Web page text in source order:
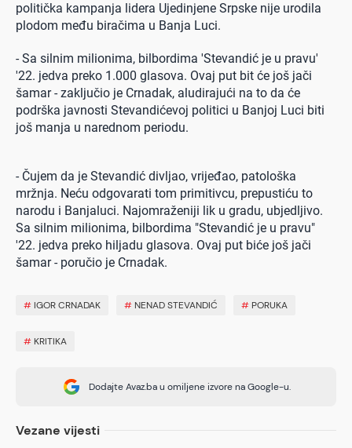
politička kampanja lidera Ujedinjene Srpske nije urodila
plodom među biračima u Banja Luci.
- Sa silnim milionima, bilbordima 'Stevandić je u pravu'
'22. jedva preko 1.000 glasova. Ovaj put bit će još jači
šamar - zaključio je Crnadak, aludirajući na to da će
podrška javnosti Stevandićevoj politici u Banjoj Luci biti
još manja u narednom periodu.
- Čujem da je Stevandić divljao, vrijeđao, patološka
mržnja. Neću odgovarati tom primitivcu, prepustiću to
narodu i Banjaluci. Najomraženiji lik u gradu, ubjedljivo.
Sa silnim milionima, bilbordima "Stevandić je u pravu"
'22. jedva preko hiljadu glasova. Ovaj put biće još jači
šamar - poručio je Crnadak.
# IGOR CRNADAK # NENAD STEVANDIĆ # PORUKA
# KRITIKA
Dodajte Avaz.ba u omiljene izvore na Google-u.
Vezane vijesti